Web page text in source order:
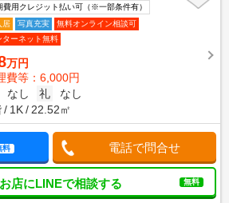
費用クレジット払い可（※一部条件有）
居
写真充実
無料オンライン相談可
ターネット無料
万円
費等：6,000円
なし 礼
なし
1K 22.52㎡
料 電話で問合せ
お店にLINEで相談する 無料